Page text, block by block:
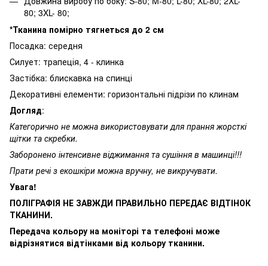
80; 3XL- 80;
*Тканина помірно тягнеться до 2 см
Посадка: середня
Силует: трапеція, 4 - клинка
Застібка: блискавка на спинці
Декоративні елементи: горизонтальні підрізи по клинам
Догляд:
Категорично не можна використовувати для прання жорсткі
щітки та скребки.
Заборонено інтенсивне віджимання та сушіння в машинці!!!
Прати речі з екошкіри можна вручну, не викручувати.
Увага!
ПОЛІГРАФІЯ НЕ ЗАВЖДИ ПРАВИЛЬНО ПЕРЕДАЄ ВІДТІНОК
ТКАНИНИ.
Передача кольору на моніторі та телефоні може
відрізнятися відтінками від кольору тканини.